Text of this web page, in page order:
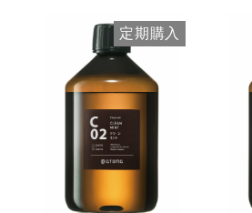
定期購入